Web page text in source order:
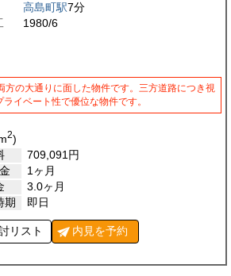
高島町駅7分
1980/6
方の大通りに面した物件です。三方道路につき視
イベート性で優位な物件です。
2)
709,091 円
1ヶ月
3.0ヶ月
期
即日
リスト 内見を予約